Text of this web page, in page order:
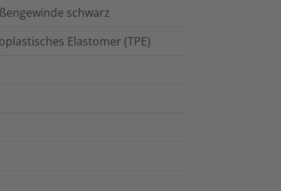
schwarz
Elastomer (TPE)